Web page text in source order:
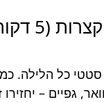
כל הלילה.
גפיים –